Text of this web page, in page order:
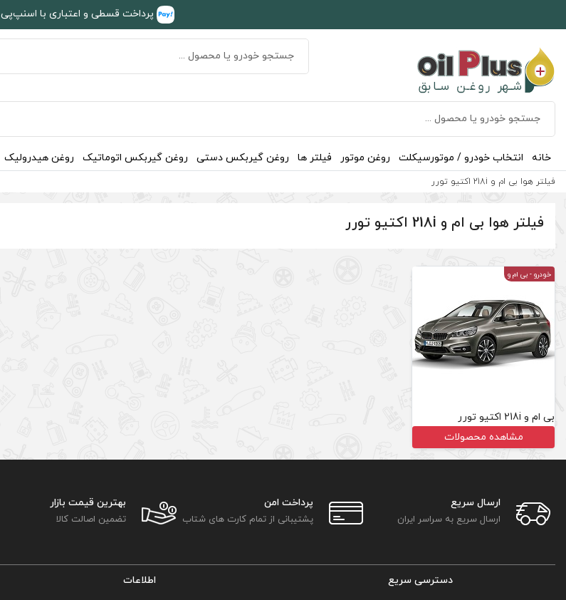
پرداخت قسطی و اعتباری با اسنپ‌پی
خانه انتخاب خودرو / موتورسیکلت روغن موتور فیلتر ها روغن گیربکس دستی روغن گیربکس اتوماتیک روغن هیدرولیک
فیلتر هوا بی ام و 218i اکتیو تورر
فیلتر هوا بی ام و 218i اکتیو تورر
خودرو - بی ام و
بی ام و 218i اکتیو تورر
مشاهده محصولات
ارسال سریع
ارسال سریع به سراسر ایران
پرداخت امن
پشتیبانی از تمام کارت های شتاب
بهترین قیمت بازار
تضمین اصالت کالا
دسترسی سریع اطلاعات